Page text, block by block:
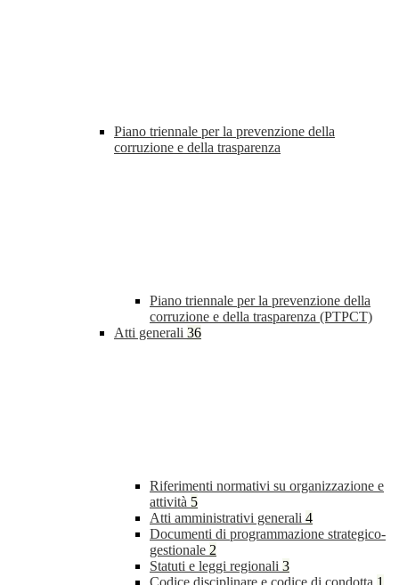
Piano triennale per la prevenzione della
corruzione e della trasparenza
Piano triennale per la prevenzione della
corruzione e della trasparenza (PTPCT)
Atti generali 36
Riferimenti normativi su organizzazione e
attività 5
Atti amministrativi generali 4
Documenti di programmazione strategico-
gestionale 2
Statuti e leggi regionali 3